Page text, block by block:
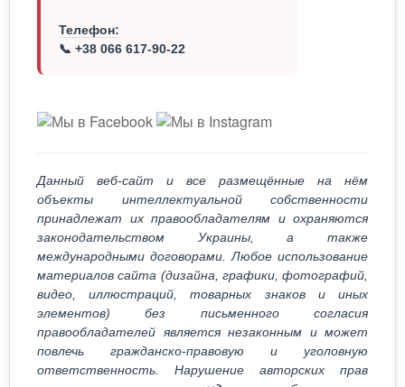
Телефон:
📞 +38 066 617-90-22
Данный веб-сайт и все размещённые на нём
объекты интеллектуальной собственности
принадлежат их правообладателям и охраняются
законодательством Украины, а также
международными договорами. Любое использование
материалов сайта (дизайна, графики, фотографий,
видео, иллюстраций, товарных знаков и иных
элементов) без письменного согласия
правообладателей является незаконным и может
повлечь гражданско-правовую и уголовную
ответственность. Нарушение авторских прав